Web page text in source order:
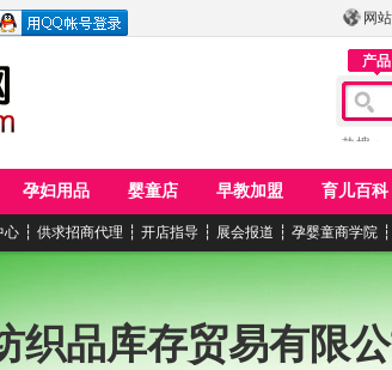
网
产品
热搜：
孕妇用品 婴童店 早教加盟 育儿百科
心 ┆ 供求招商代理 ┆ 开店指导 ┆ 展会报道 ┆ 孕婴童商学院 ┆
织品库存贸易有限公